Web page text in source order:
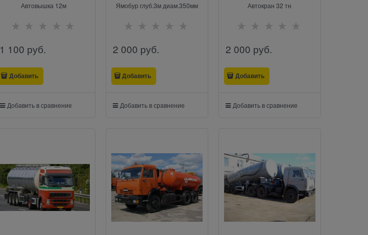
Автовышка 12м
1 100 руб.
Добавить
Добавить в сравнение
Ямобур глуб.3м диам.350мм
2 000 руб.
Добавить
Добавить в сравнение
Автокран 32 тн
2 000 руб.
Добавить
Добавить в сравнение